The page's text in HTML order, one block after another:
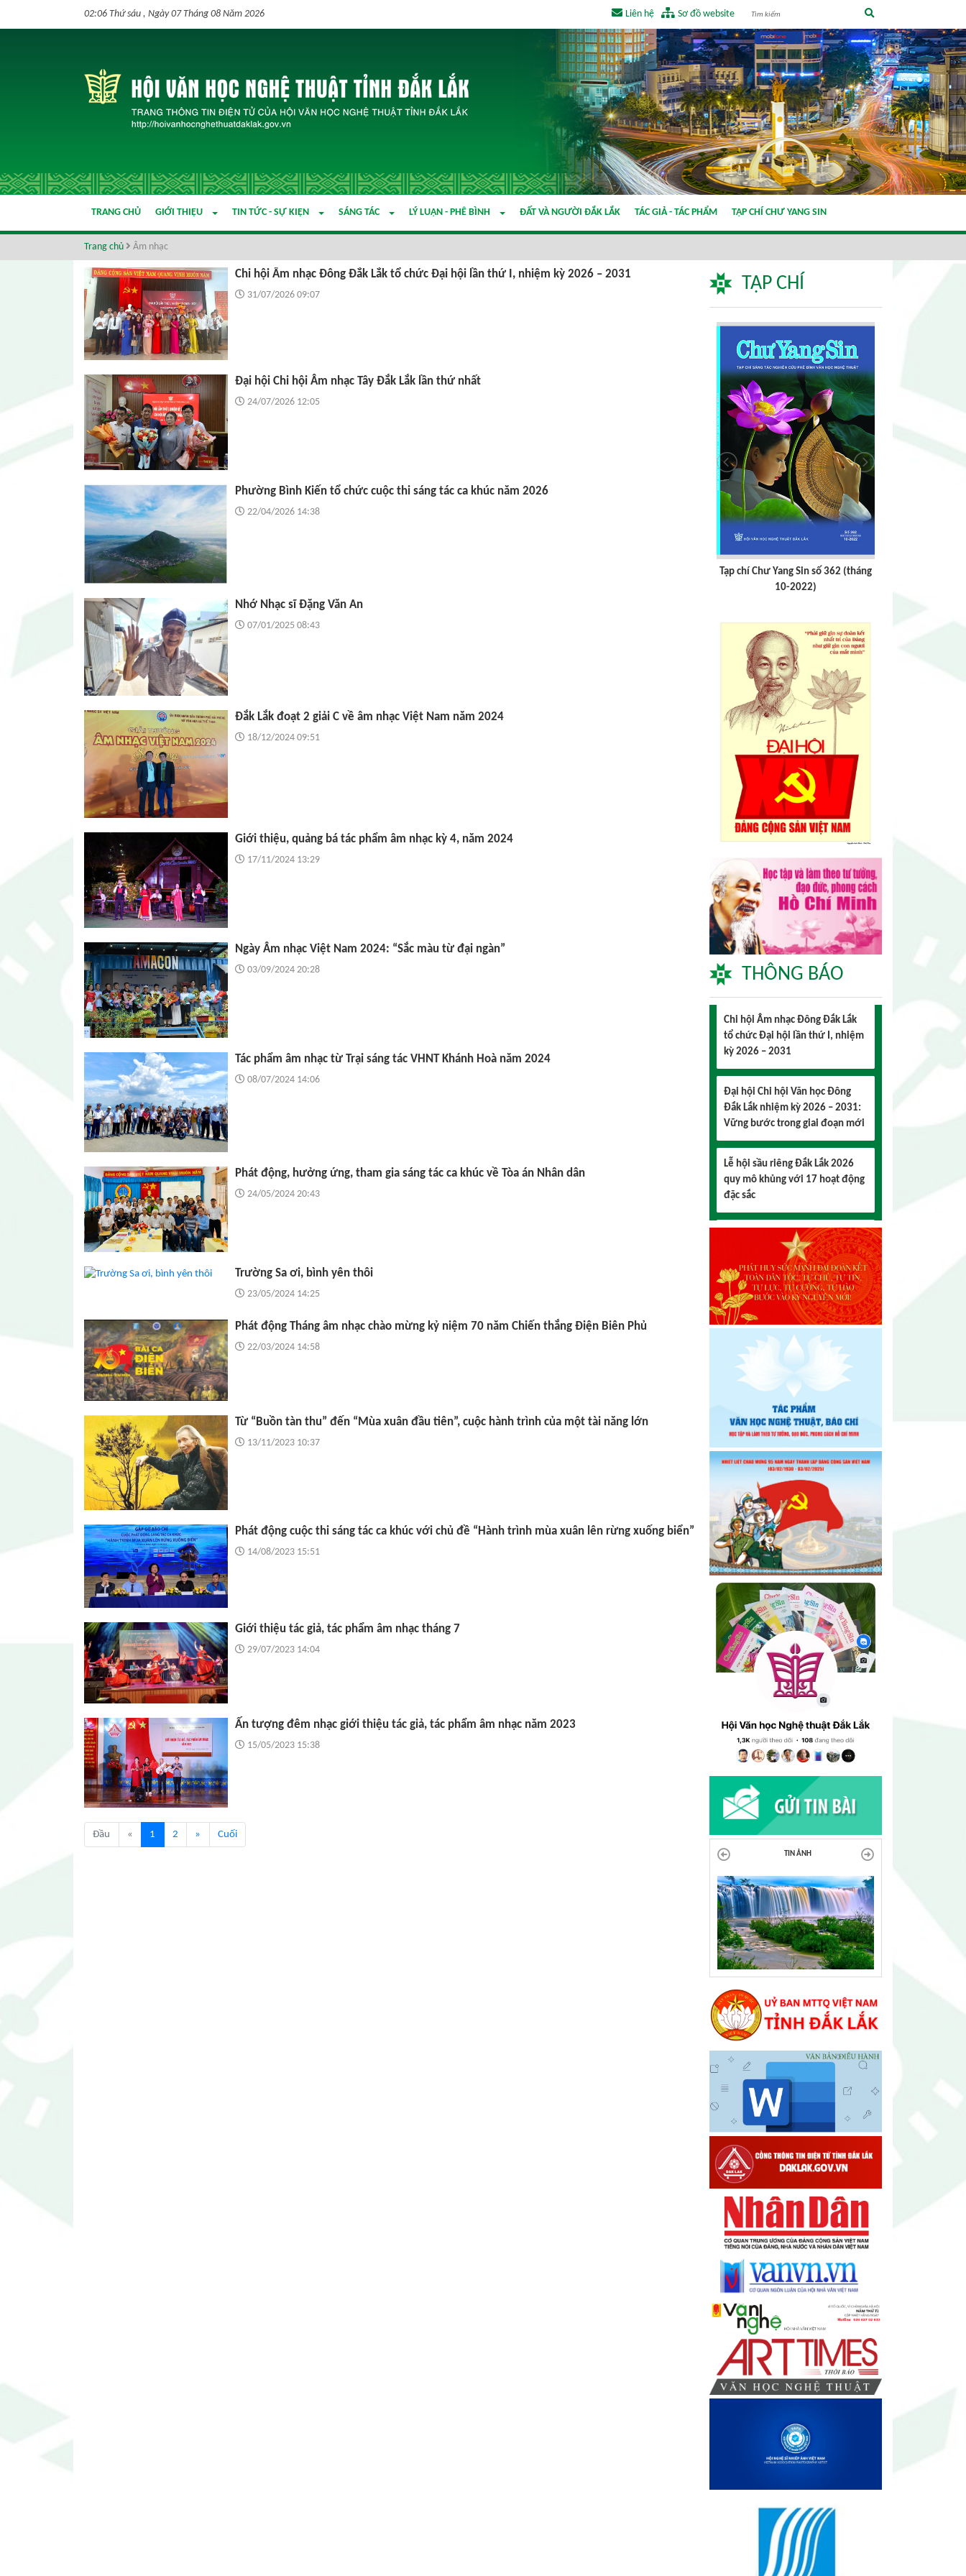
02:06 Thứ sáu , Ngày 07 Tháng 08 Năm 2026 Liên hệ Sơ đồ website
TRANG CHỦ GIỚI THIỆU TIN TỨC - SỰ KIỆN SÁNG TÁC LÝ LUẬN - PHÊ BÌNH ĐẤT VÀ NGƯỜI ĐẮK LẮK TÁC GIẢ - TÁC PHẨM TẠP CHÍ CHƯ YANG SIN
Trang chủ Âm nhạc
Chi hội Âm nhạc Đông Đắk Lắk tổ chức Đại hội lần thứ I, nhiệm kỳ 2026 – 2031
31/07/2026 09:07
Đại hội Chi hội Âm nhạc Tây Đắk Lắk lần thứ nhất
24/07/2026 12:05
Phường Bình Kiến tổ chức cuộc thi sáng tác ca khúc năm 2026
22/04/2026 14:38
Nhớ Nhạc sĩ Đặng Văn An
07/01/2025 08:43
Đắk Lắk đoạt 2 giải C về âm nhạc Việt Nam năm 2024
18/12/2024 09:51
Giới thiệu, quảng bá tác phẩm âm nhạc kỳ 4, năm 2024
17/11/2024 13:29
Ngày Âm nhạc Việt Nam 2024: “Sắc màu từ đại ngàn”
03/09/2024 20:28
Tác phẩm âm nhạc từ Trại sáng tác VHNT Khánh Hoà năm 2024
08/07/2024 14:06
Phát động, hưởng ứng, tham gia sáng tác ca khúc về Tòa án Nhân dân
24/05/2024 20:43
Trường Sa ơi, bình yên thôi
23/05/2024 14:25
Phát động Tháng âm nhạc chào mừng kỷ niệm 70 năm Chiến thắng Điện Biên Phủ
22/03/2024 14:58
Từ “Buồn tàn thu” đến “Mùa xuân đầu tiên”, cuộc hành trình của một tài năng lớn
13/11/2023 10:37
Phát động cuộc thi sáng tác ca khúc với chủ đề “Hành trình mùa xuân lên rừng xuống biển”
14/08/2023 15:51
Giới thiệu tác giả, tác phẩm âm nhạc tháng 7
29/07/2023 14:04
Ấn tượng đêm nhạc giới thiệu tác giả, tác phẩm âm nhạc năm 2023
15/05/2023 15:38
Đầu « 1 (current)
2 » Cuối
TẠP CHÍ
Tạp chí Chư Yang Sin số 362 (tháng
10-2022)
THÔNG BÁO
Lễ hội sầu riêng Đắk Lắk 2026
quy mô khủng với 17 hoạt động
đặc sắc
Đại hội lần thứ I Chi hội Múa:
Sức trẻ dẫn lối đổi mới
Đại hội lần thứ I Chi hội Nhiếp
ảnh Đông Đắk Lắk nhiệm kỳ
2026 – 2031 thành công tốt đẹp
Chi hội Âm nhạc Đông Đắk Lắk
tổ chức Đại hội lần thứ I, nhiệm
kỳ 2026 – 2031
Đại hội Chi hội Văn học Đông
Vững bước trong giai đoạn mới
Lễ hội sầu riêng Đắk Lắk 2026
đặc sắc
Đại hội lần thứ I Chi hội Múa:
Đại hội lần thứ I Chi hội Nhiếp
ảnh Đông Đắk Lắk nhiệm kỳ
2026 – 2031 thành công tốt đẹp
Chi hội Âm nhạc Đông Đắk Lắk
tổ chức Đại hội lần thứ I, nhiệm
kỳ 2026 – 2031
Đại hội Chi hội Văn học Đông
Đắk Lắk nhiệm kỳ 2026 – 2031:
Vững bước trong giai đoạn mới
TIN ẢNH